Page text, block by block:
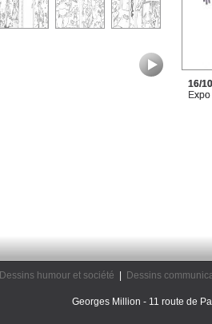
16/
Dessins humour et société Dessins
Georges Million - 11 route de